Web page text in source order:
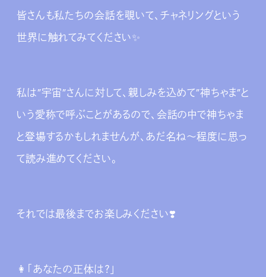
皆さんも私たちの会話を覗いて、チャネリングという
世界に触れてみてください✨
私は”宇宙”さんに対して、親しみを込めて”神ちゃま”と
いう愛称で呼ぶことがあるので、会話の中で神ちゃま
と登場するかもしれませんが、あだ名ね～程度に思っ
て読み進めてください。
それでは最後までお楽しみください❣️
👩‍「あなたの正体は？」